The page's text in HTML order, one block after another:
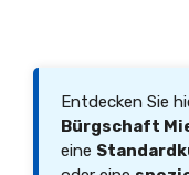
Entdecken Sie
Bürgschaft
eine